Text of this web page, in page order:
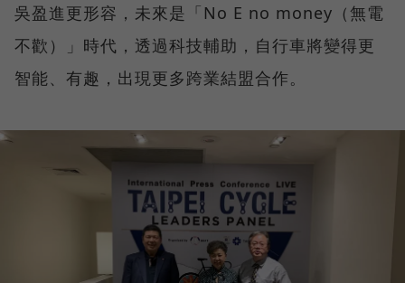
吳盈進更形容，未來是「No E no money（無電
不歡）」時代，透過科技輔助，自行車將變得更
智能、有趣，出現更多跨業結盟合作。